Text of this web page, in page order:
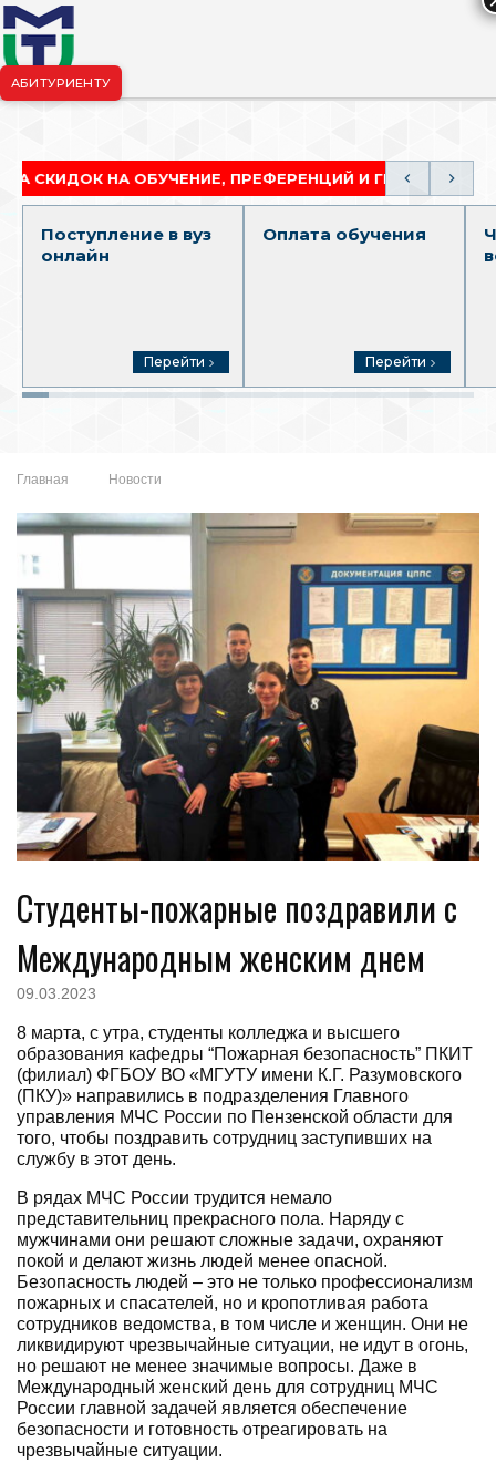
АБИТУРИЕНТУ
НА ОБУЧЕНИЕ, ПРЕФЕРЕНЦИЙ И ГРАНТОВ
Поступление в вуз
онлайн
Перейти
Оплата обучения
Перейти
Главная Новости
Студенты-пожарные поздравили с
Международным женским днем
09.03.2023
8 марта, с утра, студенты колледжа и высшего
образования кафедры “Пожарная безопасность” ПКИТ
(филиал) ФГБОУ ВО «МГУТУ имени К.Г. Разумовского
(ПКУ)» направились в подразделения Главного
управления МЧС России по Пензенской области для
того, чтобы поздравить сотрудниц заступивших на
службу в этот день.
В рядах МЧС России трудится немало
представительниц прекрасного пола. Наряду с
мужчинами они решают сложные задачи, охраняют
покой и делают жизнь людей менее опасной.
Безопасность людей – это не только профессионализм
пожарных и спасателей, но и кропотливая работа
сотрудников ведомства, в том числе и женщин. Они не
ликвидируют чрезвычайные ситуации, не идут в огонь,
но решают не менее значимые вопросы. Даже в
Международный женский день для сотрудниц МЧС
России главной задачей является обеспечение
безопасности и готовность отреагировать на
чрезвычайные ситуации.